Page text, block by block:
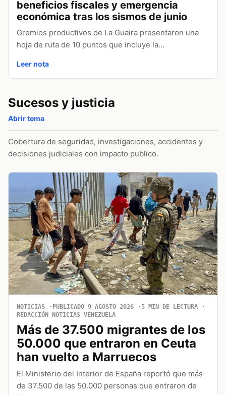
beneficios fiscales y emergencia
económica tras los sismos de junio
Gremios productivos de La Guaira presentaron una
hoja de ruta de 10 puntos que incluye la…
Leer nota
Sucesos y justicia
Abrir tema
Cobertura de seguridad, investigaciones, accidentes y
decisiones judiciales con impacto publico.
NOTICIAS PUBLICADO 9 AGOSTO 2026
5 MIN DE LECTURA
REDACCIÓN NOTICIAS VENEZUELA
Más de 37.500 migrantes de los
50.000 que entraron en Ceuta
han vuelto a Marruecos
El Ministerio del Interior de España reportó que más
de 37.500 de las 50.000 personas que entraron de